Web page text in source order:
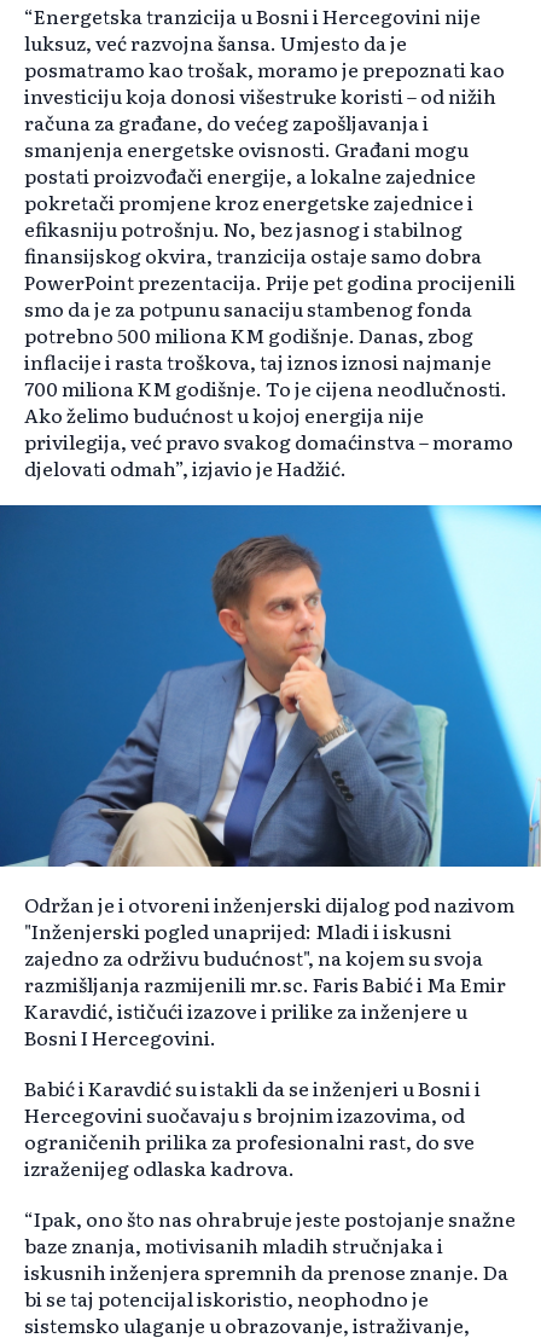
“Energetska tranzicija u Bosni i Hercegovini nije
luksuz, već razvojna šansa. Umjesto da je
posmatramo kao trošak, moramo je prepoznati kao
investiciju koja donosi višestruke koristi – od nižih
računa za građane, do većeg zapošljavanja i
smanjenja energetske ovisnosti. Građani mogu
postati proizvođači energije, a lokalne zajednice
pokretači promjene kroz energetske zajednice i
efikasniju potrošnju. No, bez jasnog i stabilnog
finansijskog okvira, tranzicija ostaje samo dobra
PowerPoint prezentacija. Prije pet godina procijenili
smo da je za potpunu sanaciju stambenog fonda
potrebno 500 miliona KM godišnje. Danas, zbog
inflacije i rasta troškova, taj iznos iznosi najmanje
700 miliona KM godišnje. To je cijena neodlučnosti.
Ako želimo budućnost u kojoj energija nije
privilegija, već pravo svakog domaćinstva – moramo
djelovati odmah”, izjavio je Hadžić.
Održan je i otvoreni inženjerski dijalog pod nazivom
"Inženjerski pogled unaprijed: Mladi i iskusni
zajedno za održivu budućnost", na kojem su svoja
razmišljanja razmijenili mr.sc. Faris Babić i Ma Emir
Karavdić, ističući izazove i prilike za inženjere u
Bosni I Hercegovini.
Babić i Karavdić su istakli da se inženjeri u Bosni i
Hercegovini suočavaju s brojnim izazovima, od
ograničenih prilika za profesionalni rast, do sve
izraženijeg odlaska kadrova.
“Ipak, ono što nas ohrabruje jeste postojanje snažne
baze znanja, motivisanih mladih stručnjaka i
iskusnih inženjera spremnih da prenose znanje. Da
bi se taj potencijal iskoristio, neophodno je
sistemsko ulaganje u obrazovanje, istraživanje,